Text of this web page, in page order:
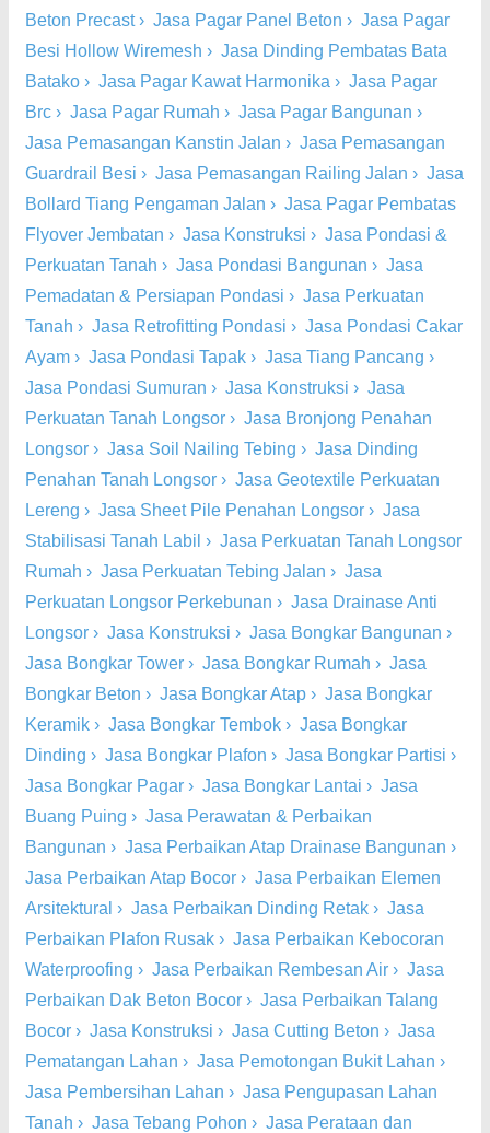
Beton Precast› Jasa Pagar Panel Beton › Jasa Pagar
Besi Hollow Wiremesh › Jasa Dinding Pembatas Bata
Batako › Jasa Pagar Kawat Harmonika › Jasa Pagar
Brc › Jasa Pagar Rumah › Jasa Pagar Bangunan ›
Jasa Pemasangan Kanstin Jalan › Jasa Pemasangan
Guardrail Besi › Jasa Pemasangan Railing Jalan › Jasa
Bollard Tiang Pengaman Jalan › Jasa Pagar Pembatas
Flyover Jembatan › Jasa Konstruksi › Jasa Pondasi &
Perkuatan Tanah › Jasa Pondasi Bangunan › Jasa
Pemadatan & Persiapan Pondasi › Jasa Perkuatan
Tanah › Jasa Retrofitting Pondasi › Jasa Pondasi Cakar
Ayam › Jasa Pondasi Tapak › Jasa Tiang Pancang ›
Jasa Pondasi Sumuran › Jasa Konstruksi › Jasa
Perkuatan Tanah Longsor › Jasa Bronjong Penahan
Longsor › Jasa Soil Nailing Tebing › Jasa Dinding
Penahan Tanah Longsor › Jasa Geotextile Perkuatan
Lereng › Jasa Sheet Pile Penahan Longsor › Jasa
Stabilisasi Tanah Labil › Jasa Perkuatan Tanah Longsor
Rumah › Jasa Perkuatan Tebing Jalan › Jasa
Perkuatan Longsor Perkebunan › Jasa Drainase Anti
Longsor › Jasa Konstruksi › Jasa Bongkar Bangunan ›
Jasa Bongkar Tower › Jasa Bongkar Rumah › Jasa
Bongkar Beton › Jasa Bongkar Atap › Jasa Bongkar
Keramik › Jasa Bongkar Tembok › Jasa Bongkar
Dinding › Jasa Bongkar Plafon › Jasa Bongkar Partisi ›
Jasa Bongkar Pagar › Jasa Bongkar Lantai › Jasa
Buang Puing › Jasa Perawatan & Perbaikan
Bangunan › Jasa Perbaikan Atap Drainase Bangunan ›
Jasa Perbaikan Atap Bocor › Jasa Perbaikan Elemen
Arsitektural › Jasa Perbaikan Dinding Retak › Jasa
Perbaikan Plafon Rusak › Jasa Perbaikan Kebocoran
Waterproofing › Jasa Perbaikan Rembesan Air › Jasa
Perbaikan Dak Beton Bocor › Jasa Perbaikan Talang
Bocor › Jasa Konstruksi › Jasa Cutting Beton › Jasa
Pematangan Lahan › Jasa Pemotongan Bukit Lahan ›
Jasa Pembersihan Lahan › Jasa Pengupasan Lahan
Tanah › Jasa Tebang Pohon › Jasa Perataan dan